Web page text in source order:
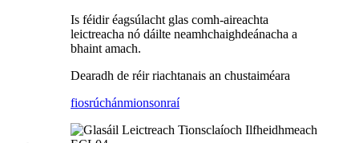
Is féidir éagsúlacht glas comh-aireachta
leictreacha nó dáilte neamhchaighdeánacha a
bhaint amach.
Dearadh de réir riachtanais an chustaiméara
fiosrúchánmionsonraí